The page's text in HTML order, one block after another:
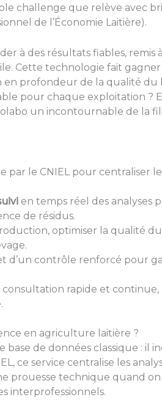
challenge que relève avec
de l’Économie Laitière).
à des résultats fiables, remis
Cette technologie fait
profondeur de la qualité du
pour chaque exploitation ?
un incontournable de la
le CNIEL pour centraliser
en temps réel des analyses
de résidus.
optimiser la qualité
d’un contrôle renforcé pour
rapide et
en agriculture laitière ?
de données classique : il
ce service centralise les
prouesse technique quand
interprofessionnels.